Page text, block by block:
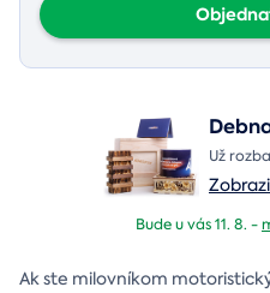
Už
Bude u vás 11. 8. -
Ak ste milovníkom